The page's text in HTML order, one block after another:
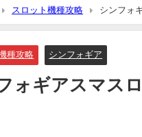
スロット機種攻略 シンフォ
種攻略 シンフォギア
ォギアスマス